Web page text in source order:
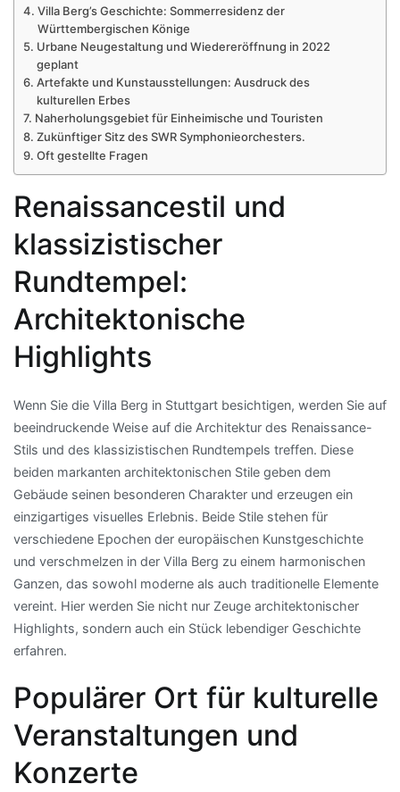
Villa Berg’s Geschichte: Sommerresidenz der
Württembergischen Könige
Urbane Neugestaltung und Wiedereröffnung in 2022
geplant
Artefakte und Kunstausstellungen: Ausdruck des
kulturellen Erbes
Naherholungsgebiet für Einheimische und Touristen
Zukünftiger Sitz des SWR Symphonieorchesters.
Oft gestellte Fragen
Renaissancestil und
klassizistischer
Rundtempel:
Architektonische
Highlights
Wenn Sie die Villa Berg in Stuttgart besichtigen, werden Sie auf
beeindruckende Weise auf die Architektur des Renaissance-
Stils und des klassizistischen Rundtempels treffen. Diese
beiden markanten architektonischen Stile geben dem
Gebäude seinen besonderen Charakter und erzeugen ein
einzigartiges visuelles Erlebnis. Beide Stile stehen für
verschiedene Epochen der europäischen Kunstgeschichte
und verschmelzen in der Villa Berg zu einem harmonischen
Ganzen, das sowohl moderne als auch traditionelle Elemente
vereint. Hier werden Sie nicht nur Zeuge architektonischer
Highlights, sondern auch ein Stück lebendiger Geschichte
erfahren.
Populärer Ort für kulturelle
Veranstaltungen und
Konzerte